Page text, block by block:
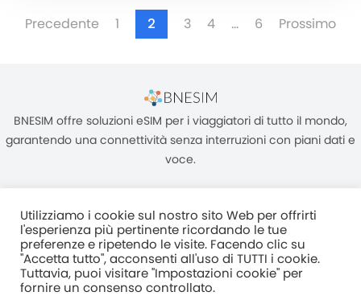
Precedente 1 2 3 4 … 6 Prossimo
BNESIM offre soluzioni eSIM per i viaggiatori di tutto il mondo,
garantendo una connettività senza interruzioni con piani dati e
voce.
Unità C, 8/F, King Palace Plaza, NO:55 King Yip Street, Kwun Tong,
Kowloon, HONG KONG
2017–2025 BNESIM LIMITED Tutti i diritti riservati
Utilizziamo i cookie sul nostro sito Web per offrirti
l'esperienza più pertinente ricordando le tue
preferenze e ripetendo le visite. Facendo clic su
"Accetta tutto", acconsenti all'uso di TUTTI i cookie.
Tuttavia, puoi visitare "Impostazioni cookie" per
fornire un consenso controllato.